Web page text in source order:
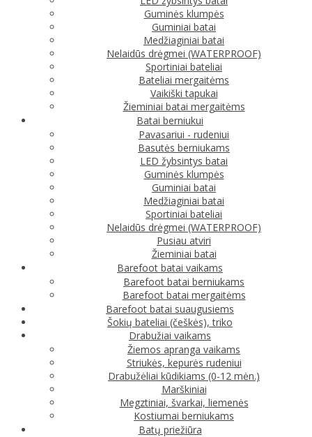
Guminės klumpės
Guminiai batai
Medžiaginiai batai
Nelaidūs drėgmei (WATERPROOF)
Sportiniai bateliai
Bateliai mergaitėms
Vaikiški tapukai
Žieminiai batai mergaitėms
Batai berniukui
Pavasariui - rudeniui
Basutės berniukams
LED žybsintys batai
Guminės klumpės
Guminiai batai
Medžiaginiai batai
Sportiniai bateliai
Nelaidūs drėgmei (WATERPROOF)
Pusiau atviri
Žieminiai batai
Barefoot batai vaikams
Barefoot batai berniukams
Barefoot batai mergaitėms
Barefoot batai suaugusiems
Šokių bateliai (češkės), triko
Drabužiai vaikams
Žiemos apranga vaikams
Striukės, kepurės rudeniui
Drabužėliai kūdikiams (0-12 mėn.)
Marškiniai
Megztiniai, švarkai, liemenės
Kostiumai berniukams
Batų priežiūra